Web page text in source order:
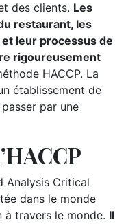
des clients. Les
restaurant, les
leur processus de
rigoureusement
HACCP. La
établissement de
par une
Analysis Critical
dans le monde
travers le monde. Il